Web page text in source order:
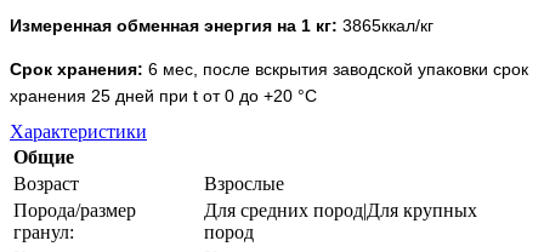
Измеренная обменная энергия на 1 кг: 3865ккал/кг
Срок хранения: 6 мес, после вскрытия заводской упаковки срок
хранения 25 дней при t от 0 до +20 °C
Характеристики
Общие
Возраст
Взрослые
Порода/размер
гранул:
Для средних пород|Для крупных
пород